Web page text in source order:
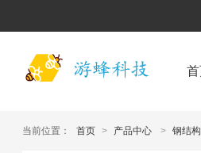
当前位置： 首页 > 产品中心 > 钢结